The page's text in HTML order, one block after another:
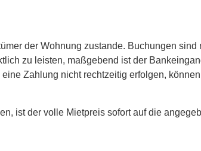
der Wohnung zustande. Buchungen
zu leisten, maßgebend ist der
Zahlung nicht rechtzeitig erfolgen,
ist der volle Mietpreis sofort auf die